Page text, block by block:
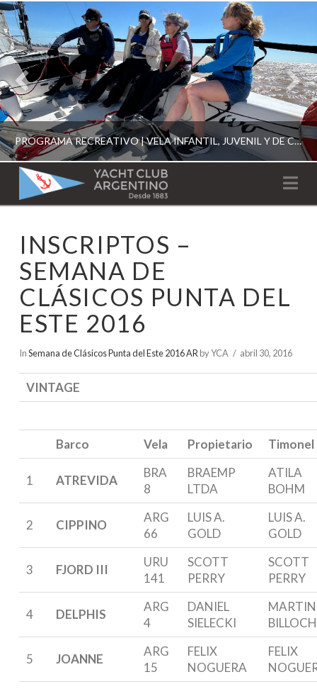
PROGRAMA RECREATIVO | VELA INFANTIL, JUVENIL Y DE CRUCERO 2026
ESCUELA RECREATIVA 2026
YACHT
CLUB
ARGENTINO
INSCRIPTOS –
SEMANA DE
CLÁSICOS PUNTA DEL
ESTE 2016
InSemana de Clásicos Punta del Este 2016 AR by YCA abril 30, 2016
VINTAGE
Barco Vela Propietario Timonel
1 ATREVIDA
BRA
8
BRAEMP
LTDA
ATILA
BOHM
2 CIPPINO
ARG
66
LUIS A.
GOLD
LUIS A.
GOLD
3 FJORD III
URU
141
SCOTT
PERRY
SCOTT
PERRY
4 DELPHIS
ARG
4
DANIEL
SIELECKI
MARTIN
BILLOCH
5 JOANNE
ARG
15
FELIX
NOGUERA
FELIX